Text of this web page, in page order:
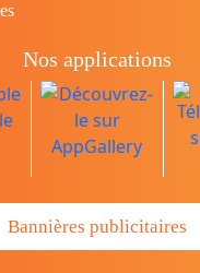
Nos applications
Bannières publicitaires